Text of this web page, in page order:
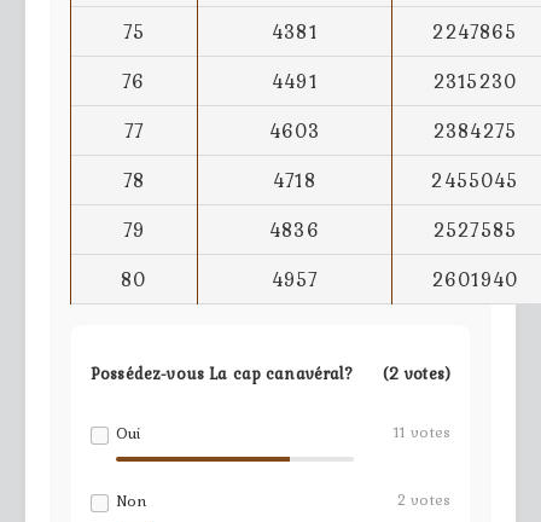
75
4381
2247865
76
4491
2315230
77
4603
2384275
78
4718
2455045
79
4836
2527585
80
4957 2601940
Possédez-vous La cap canavéral? (2 votes)
Oui 11 votes
Non 2 votes